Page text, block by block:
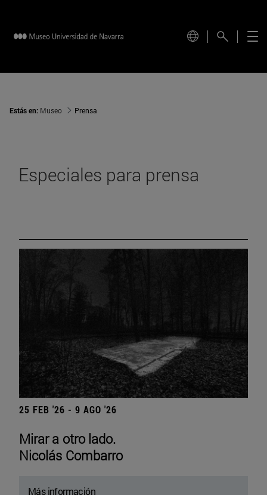
Estás en: Museo Prensa
Especiales para prensa
25 FEB '26 - 9 AGO '26
Mirar a otro lado.
Nicolás Combarro
Más información